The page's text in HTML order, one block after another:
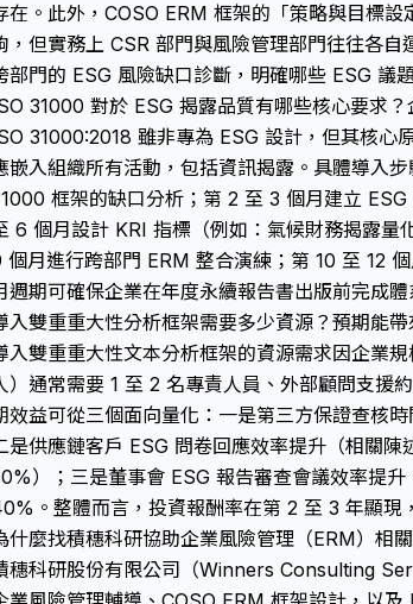
在。此外，COSO ERM 框架的「策略與目標
，但實務上 CSR 部門與風險管理部門往往各
部門的 ESG 風險缺口診斷，明確哪些 ESG 議
31000 對於 ESG 揭露品質有哪些核心要求？
31000:2018 雖非專為 ESG 設計，但其核
嵌入組織所有活動，包括資訊揭露。具體導入
框架的缺口分析；第 2 至 3 個月建立
6 個月設計 KRI 指標（例如：氣候財務揭露
個月進行跨部門 ERM 整合演練；第 10 至 12
週期可確保企業在年度永續報告書出版前完成體
入雙重重大性分析框架需要多少資源？預期能
入雙重重大性文本分析框架的資源需求因企業
）通常需要 1 至 2 名專責人員、外部顧問支
效益可從三個面向量化：一是第三方保證查核
是供應鏈客戶 ESG 問卷回應效率提升（相關
）；三是董事會 ESG 報告審查會議效率提
。整體而言，投資報酬率在第 2 至 3 年顯現
什麼找積穗科研協助企業風險管理（ERM）相
穗科研股份有限公司（Winners Consulting